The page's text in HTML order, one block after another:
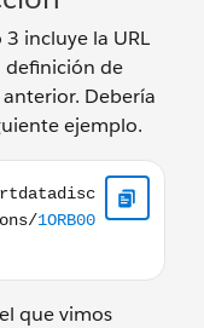
incluye la URL
definición de
Debería
ejemplo.
que vimos